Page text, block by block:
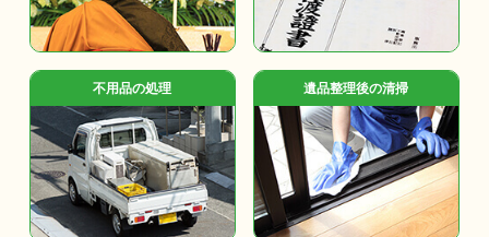
不用品の処理 遺品整理後の清掃